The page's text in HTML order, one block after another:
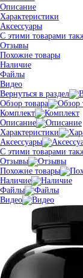
Описание
Характеристики
Аксессуары
С этими товарами
Отзывы
Похожие товары
Наличие
Файлы
Видео
Вернуться в раздел
Обзор товара
Комплект
Описание
Характеристики
Аксессуары
С этими товарами
Отзывы
Похожие товары
Наличие
Файлы
Видео